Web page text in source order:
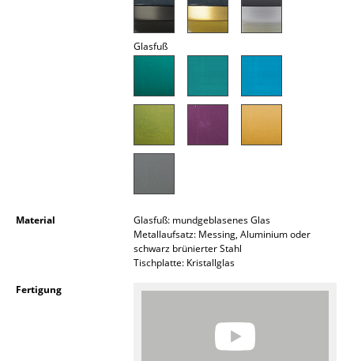
Kinderbetten
Glasfuß
Material
Glasfuß: mundgeblasenes Glas
Metallaufsatz: Messing, Aluminium oder
schwarz brünierter Stahl
Tischplatte: Kristallglas
Fertigung